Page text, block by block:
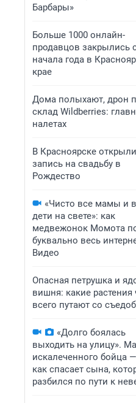
Барбары»
Больше 1000 онлайн-
продавцов закрылись
начала года в
крае
Дома полыхают, дрон
склад Wildberries:
налетах
В Красноярске открыли
запись на свадьбу в
Рождество
«Чисто все мамы и
дети на свете»: как
медвежонок Момота
буквально весь
Видео
Опасная петрушка и
вишня: какие растения
всего путают со
«Долго боялась
выходить на улицу».
искалеченного бойца
как спасает сына,
разбился по пути к